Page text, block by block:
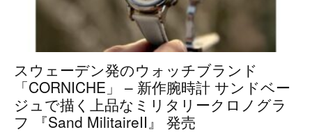
スウェーデン発のウォッチブランド
「CORNICHE」 – 新作腕時計 サンドベー
ジュで描く上品なミリタリークロノグラ
フ 『Sand MilitaireII』 発売